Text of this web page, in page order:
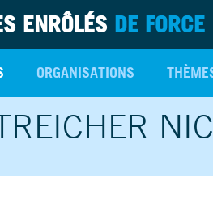
ENRÔLÉS DE FORCE
ORGANISATIONS
NIC